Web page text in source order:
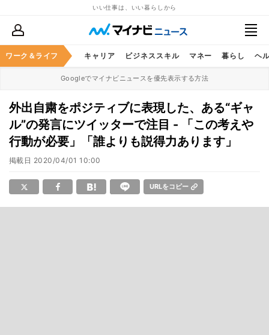
いい仕事は、いい暮らしから
ワーク＆ライフ キャリア ビジネススキル マネー 暮らし ヘ
Googleでマイナビニュースを優先表示する方法
外出自粛をポジティブに表現した、ある“ギャ
ル”の発言にツイッターで注目 - 「この考えや
行動が必要」「誰よりも説得力あります」
掲載日 2020/04/01 10:00
URLをコピー